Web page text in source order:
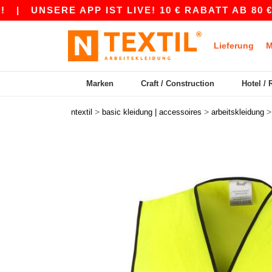
APP IST LIVE! 10 € RABATT AB 80 € MIT
Lieferung
Marken Craft / Construction Hotel /
ntextil > basic kleidung | accessoires > arbeitskleidung >